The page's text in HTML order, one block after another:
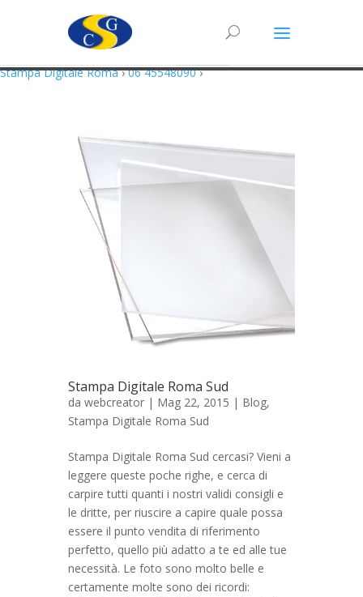
Stampa Digitale Roma›06 45548090›
Stampa Digitale Roma Sud
da webcreator | Mag 22, 2015 | Blog,
Stampa Digitale Roma Sud
Stampa Digitale Roma Sud cercasi? Vieni a
leggere queste poche righe, e cerca di
carpire tutti quanti i nostri validi consigli e
le dritte, per riuscire a capire quale possa
essere il punto vendita di riferimento
perfetto, quello più adatto a te ed alle tue
necessità. Le foto sono molto belle e
certamente molte sono dei ricordi:
Questo sito utilizza cookie in conformità alla policy e cookie che rientrano
nella responsabilità di terze parti. Proseguendo nella navigazione
acconsenti all’utilizzo di cookie.